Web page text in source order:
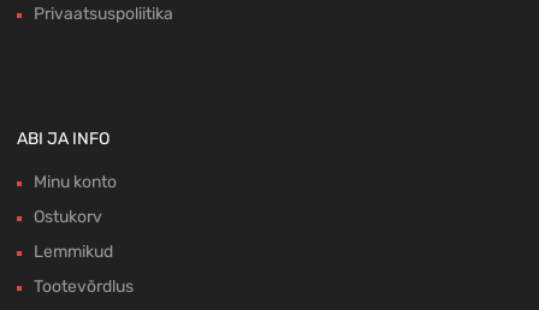
Privaatsuspoliitika
ABI JA INFO
Minu konto
Ostukorv
Lemmikud
Tootevõrdlus